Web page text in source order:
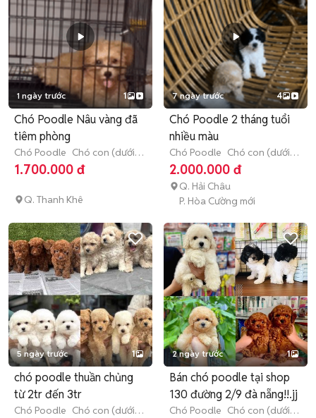
1 ngày trước 1
Chó Poodle Nâu vàng đã
tiêm phòng
Chó Poodle Chó con (dưới 3
tháng tuổi)
1.700.000 đ
Q. Thanh Khê
7 ngày trước 4
Chó Poodle 2 tháng tuổi
nhiều màu
Chó Poodle Chó con (dưới 3
tháng tuổi)
2.000.000 đ
Q. Hải Châu
P. Hòa Cường mới
5 ngày trước 1
chó poodle thuần chủng
từ 2tr đến 3tr
Chó Poodle Chó con (dưới 3
2 ngày trước 1
Bán chó poodle tại shop
130 đường 2/9 đà nẵng!!.jj
Chó Poodle Chó con (dưới 3